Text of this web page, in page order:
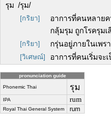
รุม /รุม/
[กริยา] อาการที่คนหลาย
กลุ้มรุม ถูกโรครุมเ
[กริยา] กรุ่นอยู่ภายในเพร
[วิเศษณ์] อาการที่คนเริ่มจะ
pronunciation guide
Phonemic Thai รุม
IPA rum
Royal Thai General System rum